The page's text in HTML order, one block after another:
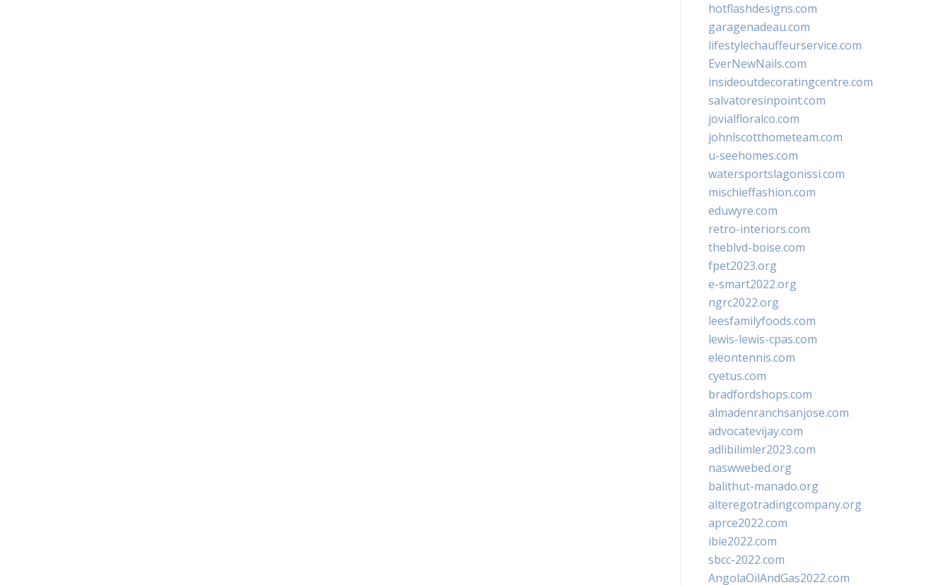
hotflashdesigns.com
garagenadeau.com
lifestylechauffeurservice.com
EverNewNails.com
insideoutdecoratingcentre.com
salvatoresinpoint.com
jovialfloralco.com
johnlscotthometeam.com
u-seehomes.com
watersportslagonissi.com
mischieffashion.com
eduwyre.com
retro-interiors.com
theblvd-boise.com
fpet2023.org
e-smart2022.org
ngrc2022.org
leesfamilyfoods.com
lewis-lewis-cpas.com
eleontennis.com
cyetus.com
bradfordshops.com
almadenranchsanjose.com
advocatevijay.com
adlibilimler2023.com
naswwebed.org
balithut-manado.org
alteregotradingcompany.org
aprce2022.com
ibie2022.com
sbcc-2022.com
AngolaOilAndGas2022.com